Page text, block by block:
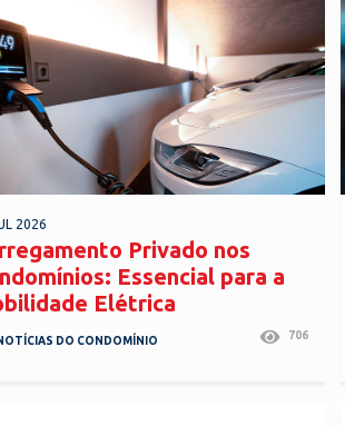
2026
Privado nos
Essencial para a
Elétrica
DO CONDOMÍNIO 706